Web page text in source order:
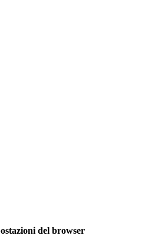
del browser